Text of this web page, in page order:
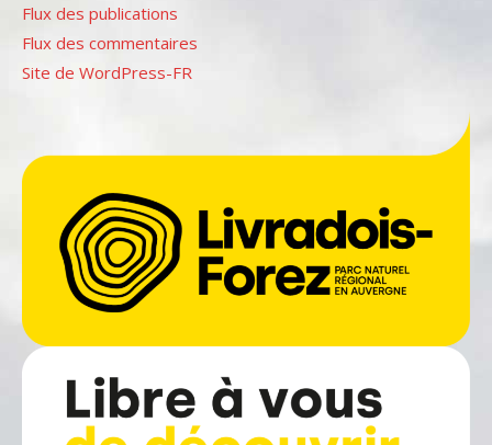
Flux des publications
Flux des commentaires
Site de WordPress-FR